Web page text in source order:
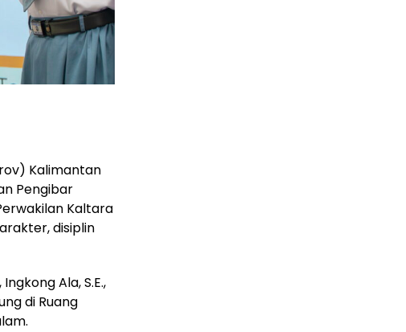
Kalimantan
Pengibar
Kaltara
disiplin
Ala, S.E.,
di Ruang